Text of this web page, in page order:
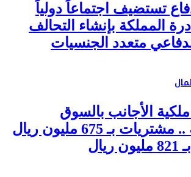
تستضيف اجتماعاً دولياً
المملكة بإنشاء التحالف
متعدد الجنسيات
الأجانب بالسوق
السعودية .. مشتريات بـ 675 مليون ريال